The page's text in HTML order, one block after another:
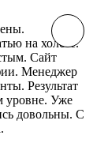
на холсте.
Сайт
Менеджер
Результат
уровне. Уже
довольны. С